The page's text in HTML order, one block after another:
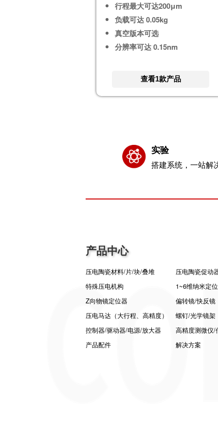
行程最大可达200μm
负载可达 0.05kg
真空版本可选
分辨率可达 0.15nm
查看1款产品
实验
搭建系统，一站解
产品中心
压电陶瓷材料/片/块/叠堆
压电陶瓷促动
特殊压电机构
1~6维纳米定
Z向物镜定位器
偏转镜/快反镜
压电马达（大行程、高精度）
螺钉/光学镜架
控制器/驱动器/电源/放大器
高精度测微仪/
产品配件
解决方案